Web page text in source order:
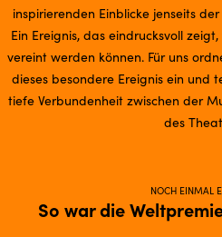
inspirierenden Einblicke jenseits
Ein Ereignis, das eindrucksvoll
vereint werden können. Für uns
dieses besondere Ereignis ein und
tiefe Verbundenheit zwischen der
des
NOCH EINMAL
So war die